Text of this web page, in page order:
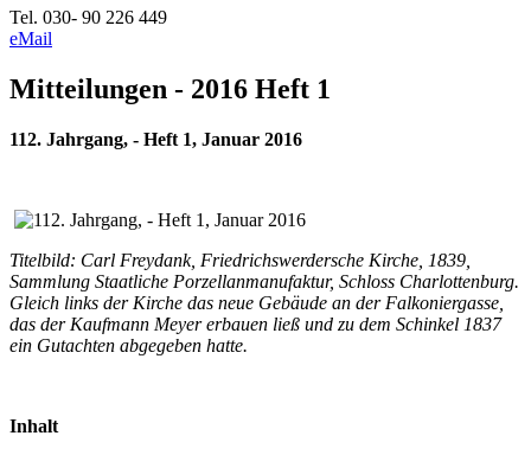
Tel. 030- 90 226 449
eMail
Mitteilungen - 2016 Heft 1
112. Jahrgang, - Heft 1, Januar 2016
Titelbild: Carl Freydank, Friedrichswerdersche Kirche, 1839,
Sammlung Staatliche Porzellanmanufaktur, Schloss Charlottenburg.
Gleich links der Kirche das neue Gebäude an der Falkoniergasse,
das der Kaufmann Meyer erbauen ließ und zu dem Schinkel 1837
ein Gutachten abgegeben hatte.
Inhalt